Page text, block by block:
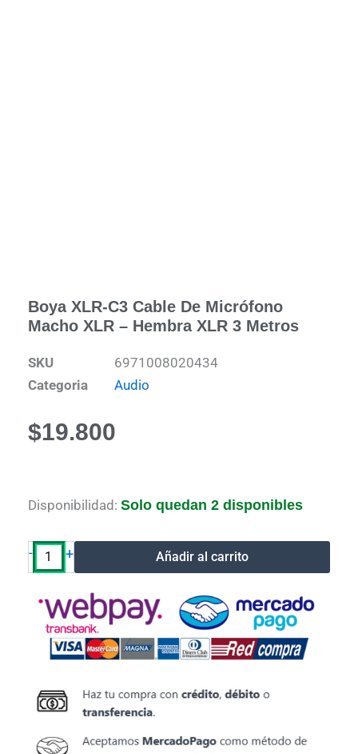
Boya XLR-C3 Cable De Micrófono
Macho XLR – Hembra XLR 3 Metros
SKU
6971008020434
Categoria
Audio
$19.800
Disponibilidad: Solo quedan 2 disponibles
-
Boya
XLR-
Cable
Macho
XLR
Hembra
metros
cantidad
+ Añadir al carrito